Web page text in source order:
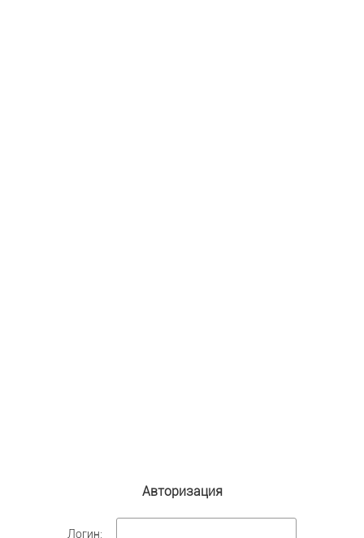
Авторизация
Логин: